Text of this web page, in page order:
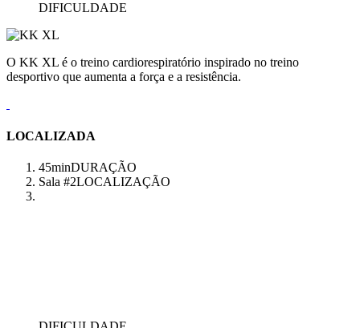
DIFICULDADE
O KK XL é o treino cardiorespiratório inspirado no treino
desportivo que aumenta a força e a resistência.
LOCALIZADA
45minDURAÇÃO
Sala #2LOCALIZAÇÃO